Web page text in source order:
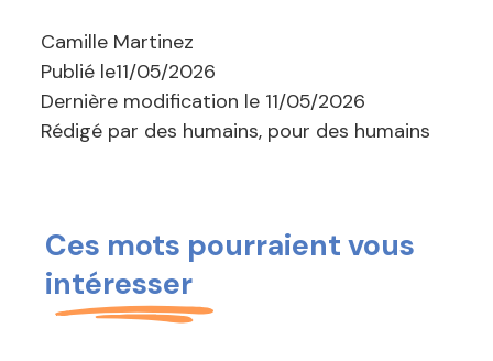
Camille Martinez
Publié le11/05/2026
Dernière modification le 11/05/2026
Rédigé par des humains, pour des humains
Ces mots pourraient vous
intéresser